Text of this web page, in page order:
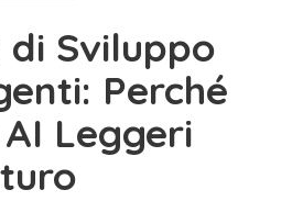
Sviluppo
Perché
Leggeri